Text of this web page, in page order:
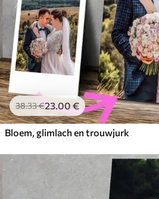
38.33€23.00 €
Bloem, glimlach en trouwjurk